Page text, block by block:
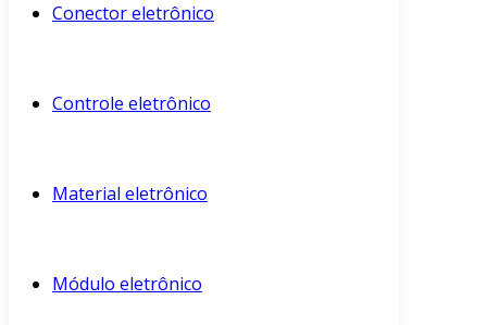
Conector eletrônico
Controle eletrônico
Material eletrônico
Módulo eletrônico